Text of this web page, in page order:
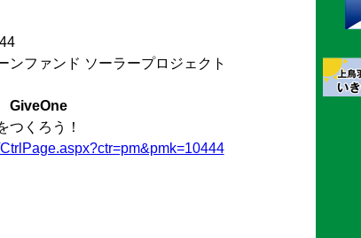
ンファンド ソーラープロジェクト
GiveOne
つくろう！